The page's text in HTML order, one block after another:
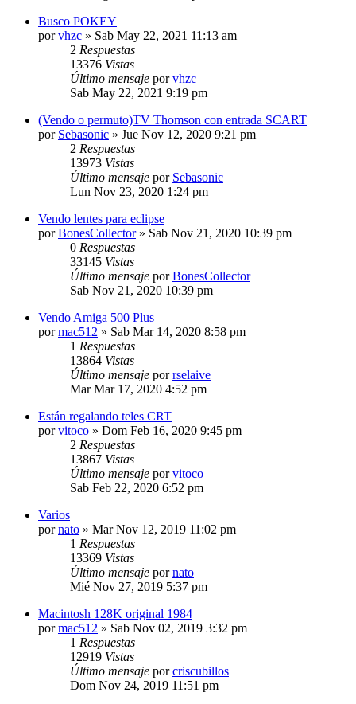
Busco POKEY
porvhzc » Sab May 22, 2021 11:13 am
2 Respuestas
13376 Vistas
Último mensaje porvhzc
Sab May 22, 2021 9:19 pm
(Vendo o permuto)TV Thomson con entrada SCART
por Sebasonic » Jue Nov 12, 2020 9:21 pm
2 Respuestas
13973 Vistas
Último mensaje por Sebasonic
Lun Nov 23, 2020 1:24 pm
Vendo lentes para eclipse
porBonesCollector» Sab Nov 21, 2020 10:39 pm
0 Respuestas
33145 Vistas
Último mensaje porBonesCollector
Sab Nov 21, 2020 10:39 pm
Vendo Amiga 500 Plus
pormac512 » Sab Mar 14, 2020 8:58 pm
1 Respuestas
13864 Vistas
Último mensaje porrselaive
Mar Mar 17, 2020 4:52 pm
Están regalando teles CRT
porvitoco » Dom Feb 16, 2020 9:45 pm
2 Respuestas
13867 Vistas
Último mensaje porvitoco
Sab Feb 22, 2020 6:52 pm
Varios
pornato » Mar Nov 12, 2019 11:02 pm
1 Respuestas
13369 Vistas
Último mensaje pornato
Mié Nov 27, 2019 5:37 pm
Macintosh 128K original 1984
pormac512 » Sab Nov 02, 2019 3:32 pm
1 Respuestas
12919 Vistas
Último mensaje porcriscubillos
Dom Nov 24, 2019 11:51 pm